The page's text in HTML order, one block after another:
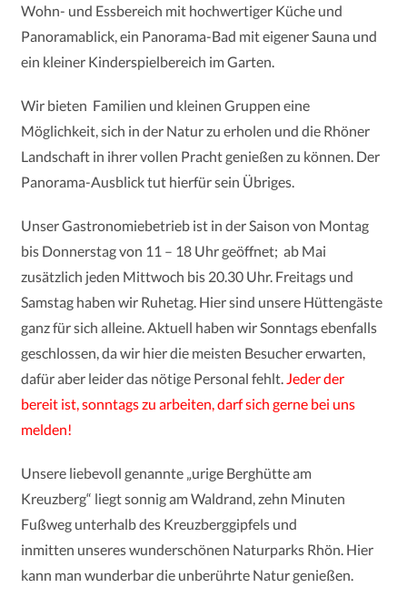
Wohn- und Essbereich mit hochwertiger Küche und
Panoramablick, ein Panorama-Bad mit eigener Sauna und
ein kleiner Kinderspielbereich im Garten.
Wir bieten Familien und kleinen Gruppen eine
Möglichkeit, sich in der Natur zu erholen und die Rhöner
Landschaft in ihrer vollen Pracht genießen zu können. Der
Panorama-Ausblick tut hierfür sein Übriges.
Unser Gastronomiebetrieb ist in der Saison von Montag
bis Donnerstag von 11 – 18 Uhr geöffnet; ab Mai
zusätzlich jeden Mittwoch bis 20.30 Uhr. Freitags und
Samstag haben wir Ruhetag. Hier sind unsere Hüttengäste
ganz für sich alleine.Aktuell haben wir Sonntags ebenfalls
geschlossen, da wir hier die meisten Besucher erwarten,
dafür aber leider das nötige Personal fehlt.Jeder der
bereit ist, sonntags zu arbeiten, darf sich gerne bei uns
melden!
Unsere liebevoll genannte „urige Berghütte am
Kreuzberg“ liegt sonnig amWaldrand, zehn Minuten
Fußweg unterhalb des Kreuzberggipfels und
inmitten unseres wunderschönen Naturparks Rhön. Hier
kann manwunderbar die unberührte Natur genießen.